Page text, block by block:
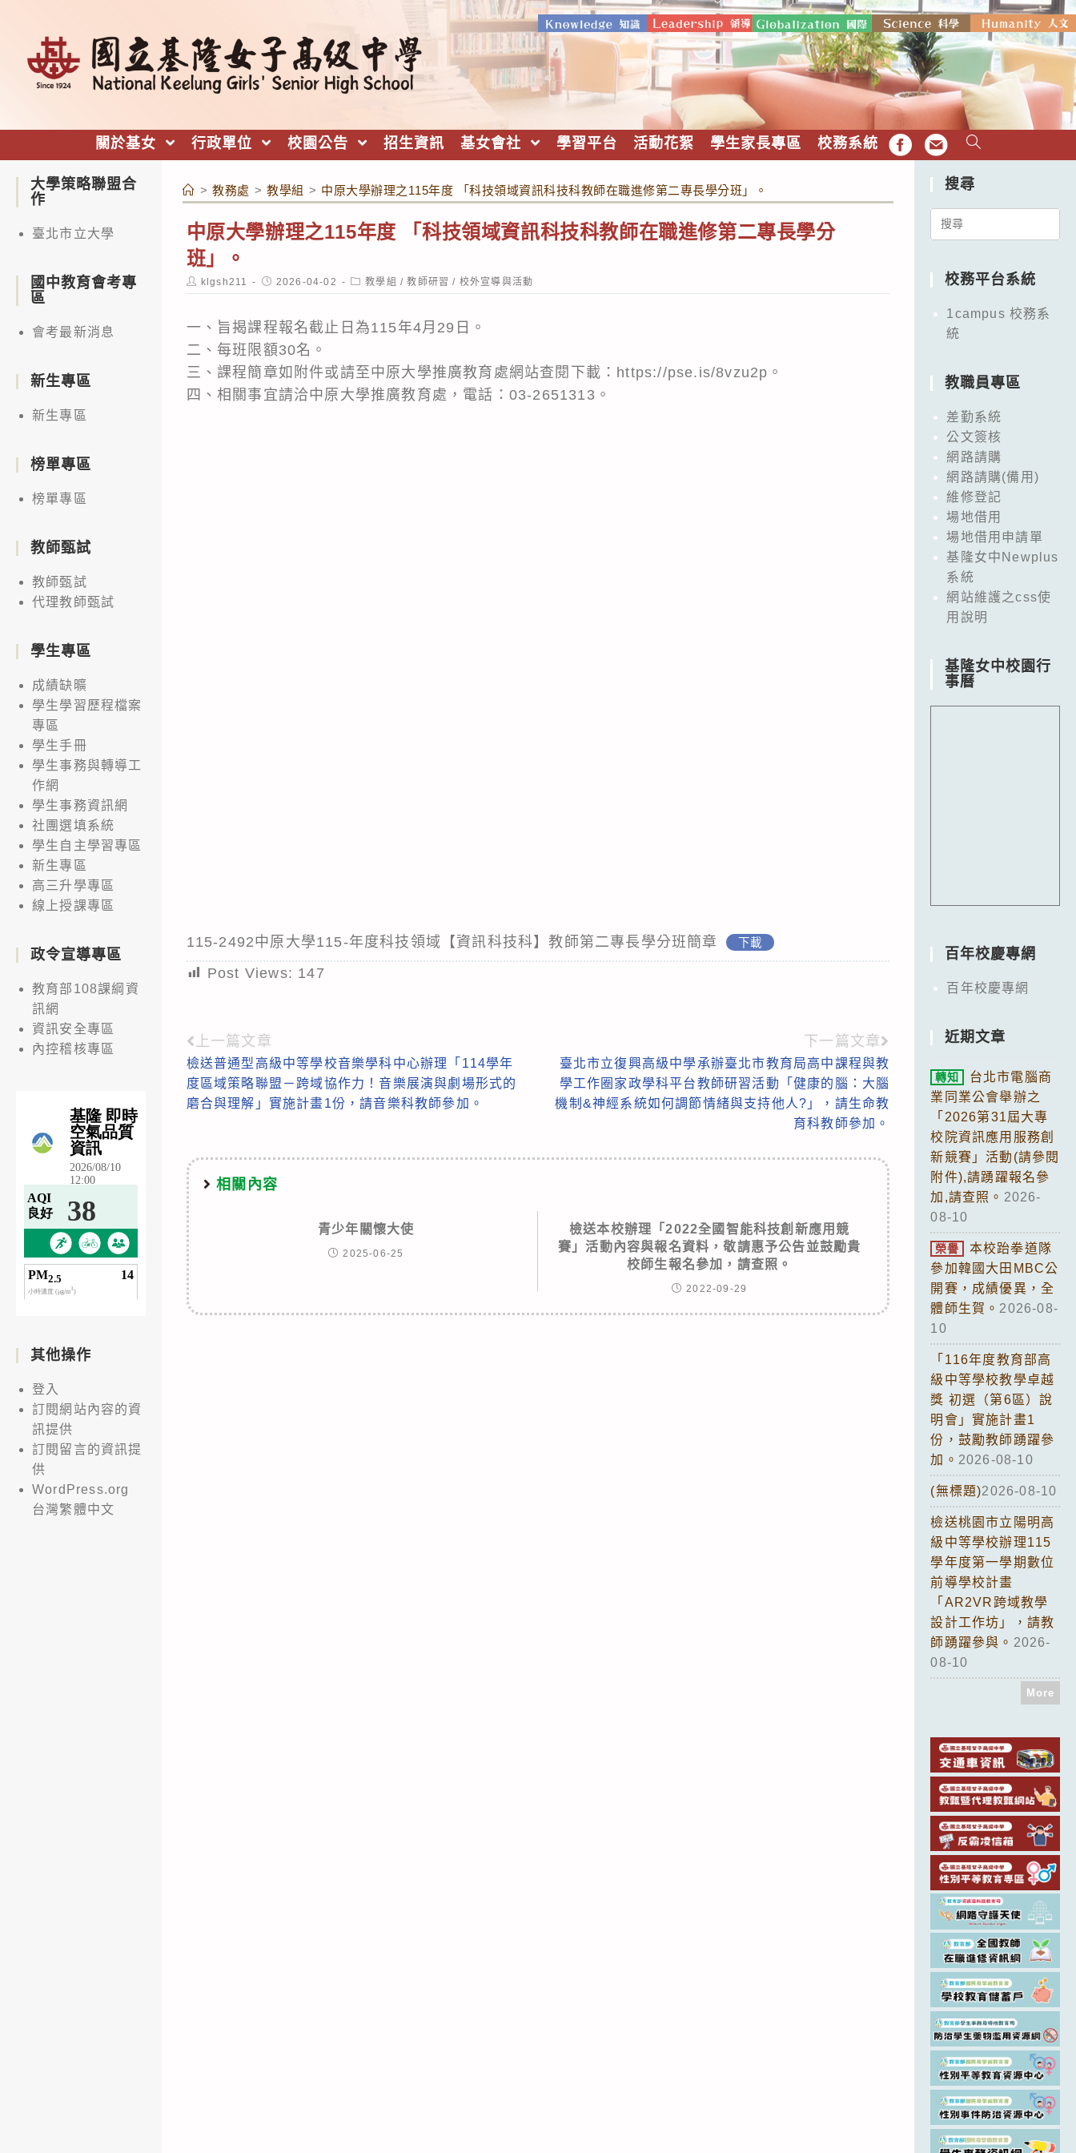
關於基女 行政單位 校園公告 招生資訊 基女會社 學習平台 活動花絮 學生家長專區 校務系統 FB EMAIL
> 教務處 > 教學組 > 中原大學辦理之115年度 「科技領域資訊科技科教師在職進修第二專長學分班」。
中原大學辦理之115年度 「科技領域資訊科技科教師在職進修第二專長學分
班」。
Post
author:
klgsh211
Post
published:
2026-04-02
Post
category:
教學組 / 教師研習 / 校外宣導與活動
一、旨揭課程報名截止日為115年4月29日。
二、每班限額30名。
三、課程簡章如附件或請至中原大學推廣教育處網站查閱下載：https://pse.is/8vzu2p。
四、相關事宜請洽中原大學推廣教育處，電話：03-2651313。
115-2492中原大學115-年度科技領域【資訊科技科】教師第二專長學分班簡章 下載
Post Views: 147
Read
more
articles
上一篇文章
檢送普通型高級中等學校音樂學科中心辦理「114學年
度區域策略聯盟－跨域協作力！音樂展演與劇場形式的
磨合與理解」實施計畫1份，請音樂科教師參加。
下一篇文章
臺北市立復興高級中學承辦臺北市教育局高中課程與教
學工作圈家政學科平台教師研習活動「健康的腦：大腦
機制&神經系統如何調節情緒與支持他人?」，請生命教
育科教師參加。
相關內容
青少年關懷大使
2025-06-25
檢送本校辦理「2022全國智能科技創新應用競
賽」活動內容與報名資料，敬請惠予公告並鼓勵貴
校師生報名參加，請查照。
2022-09-29
大學策略聯盟合
作
臺北市立大學
國中教育會考專
區
會考最新消息
新生專區
新生專區
榜單專區
榜單專區
教師甄試
教師甄試
代理教師甄試
學生專區
成績缺曠
學生學習歷程檔案
專區
學生手冊
學生事務與轉導工
作網
學生事務資訊網
社團選填系統
學生自主學習專區
新生專區
高三升學專區
線上授課專區
政令宣導專區
教育部108課綱資
訊網
資訊安全專區
內控稽核專區
其他操作
登入
訂閱網站內容的資
訊提供
訂閱留言的資訊提
供
WordPress.org
台灣繁體中文
搜尋
Search
校務平台系統
1campus 校務系
統
教職員專區
差勤系統
公文簽核
網路請購
網路請購(備用)
維修登記
場地借用
場地借用申請單
基隆女中Newplus
系統
網站維護之css使
用說明
基隆女中校園行
事曆
百年校慶專網
百年校慶專網
近期文章
轉知
台北市電腦商
業同業公會舉辦之
「2026第31屆大專
校院資訊應用服務創
新競賽」活動(請參閱
附件),請踴躍報名參
加,請查照。 2026-
08-10
榮譽
本校跆拳道隊
參加韓國大田MBC公
開賽，成績優異，全
體師生賀。 2026-08-
10
「116年度教育部高
級中等學校教學卓越
獎 初選（第6區）說
明會」實施計畫1
份，鼓勵教師踴躍參
加。 2026-08-10
(無標題)2026-08-10
檢送桃園市立陽明高
級中等學校辦理115
學年度第一學期數位
前導學校計畫
「AR2VR跨域教學
設計工作坊」，請教
師踴躍參與。 2026-
08-10
More